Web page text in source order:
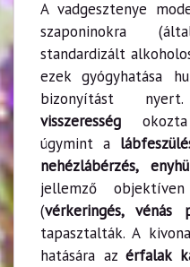
A vadgesztenye
szaponinokra
standardizált
ezek gyógyhatása
bizonyítást
visszeresség okozta
úgymint a
nehézlábérzés,
jellemző
(vérkeringés, vénás
tapasztalták. A
hatására az érfalak